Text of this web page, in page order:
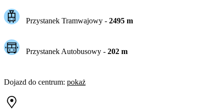
Przystanek Tramwajowy - 2495m
Przystanek Autobusowy - 202m
Dojazd do centrum: pokaż